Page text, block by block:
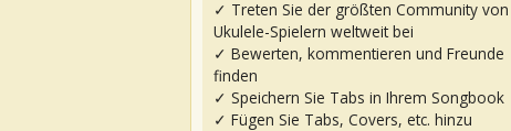
✓ Treten Sie der größten Community von
Ukulele-Spielern weltweit bei
✓ Bewerten, kommentieren und Freunde
finden
✓ Speichern Sie Tabs in Ihrem Songbook
✓ Fügen Sie Tabs, Covers, etc. hinzu